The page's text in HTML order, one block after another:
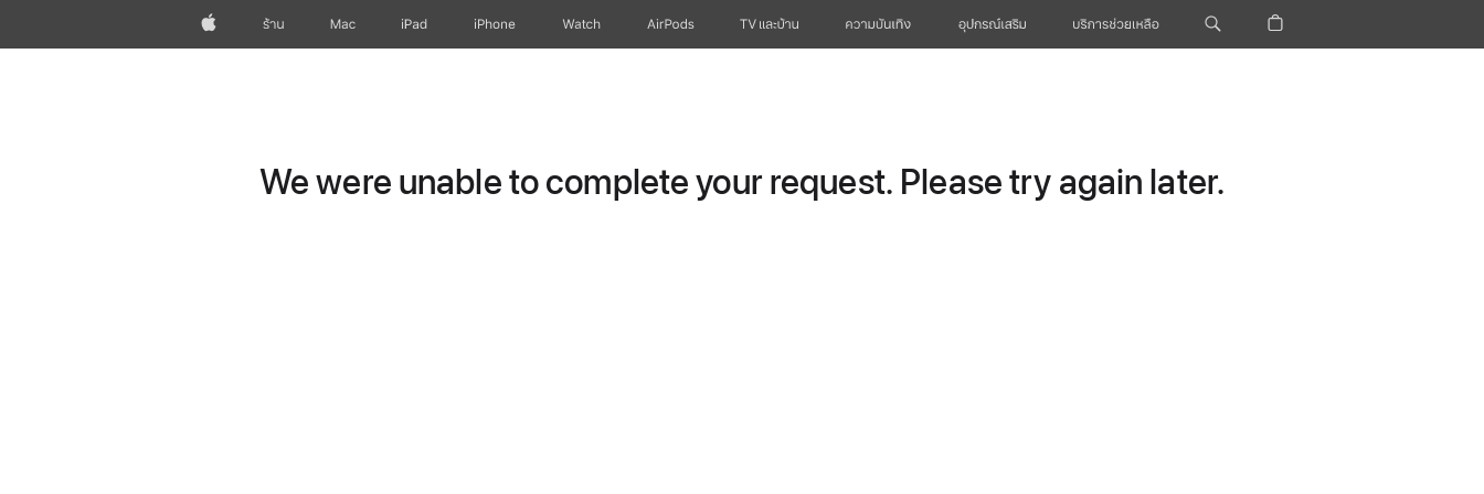
Appleร้าน Mac iPad iPhone Watch AirPods TV และบ้าน ความบันเทิง อุปกรณ์เสริม บริการช่วยเหลือ
We were unable to complete your request. Please try again later.